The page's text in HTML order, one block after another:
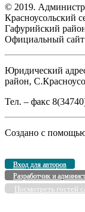
© 2019.
Красноусольский
Гафурийский
Официальный сайт
Юридический
район,
Тел. – факс
Создано с
Вход для авторов
Разработчик и
Посмотреть гостей